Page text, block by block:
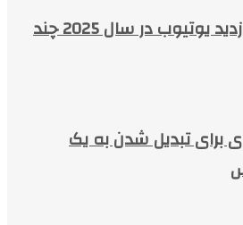
درآمد هر 1000 بازدید یوتیوب در سال 2025 چند
برای تبدیل شدن به یک